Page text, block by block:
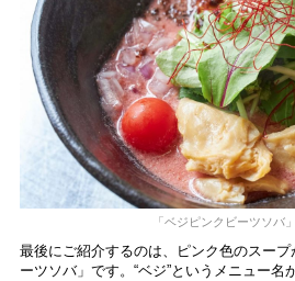
「ベジピンクビーツソバ
最後にご紹介するのは、ピンク色のスー
ーツソバ」です。“ベジ”というメニュー名